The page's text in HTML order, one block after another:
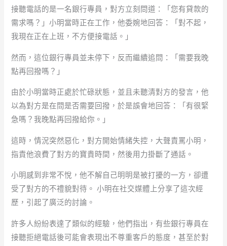
接聽電話的是一名銀行專員，對方立刻問道：「您有貸款的
需求嗎？」小明當時正在工作，他委婉地回答：「對不起，
我現在正在上班，不方便接電話。」
然而，這位銀行專員並未停下，反而繼續追問：「需要我晚
點再回撥嗎？」
由於小明當時正處於忙碌狀態，並且未聽清對方的發言，他
以為對方是在問是否需要回撥，於是誤會地回答：「有很緊
急嗎？我晚點再回撥給你。」
這時，情況突然惡化，對方開始情緒失控，大聲責罵小明，
指責他浪費了對方的寶貴時間，然後用力掛斷了通話。
小明感到非常不悅，他不解自己明明是被打擾的一方，卻遭
受了對方的不禮貌對待。 小明在社交媒體上分享了這次經
歷，引起了廣泛的討論。
許多人紛紛表達了類似的經驗，他們指出，有些銀行專員在
接聽拒絕電話後可能會表現出不尊重客戶的態度，甚至於對